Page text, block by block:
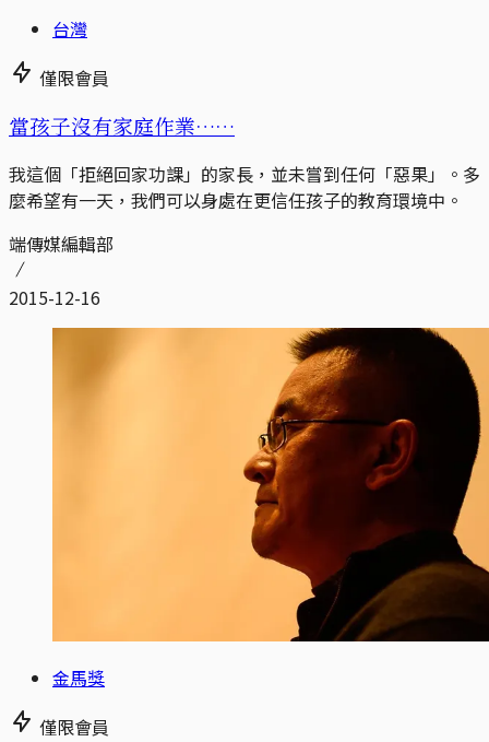
台灣
僅限會員
當孩子沒有家庭作業……
我這個「拒絕回家功課」的家長，並未嘗到任何「惡果」。多
麼希望有一天，我們可以身處在更信任孩子的教育環境中。
端傳媒編輯部
2015-12-16
金馬獎
僅限會員